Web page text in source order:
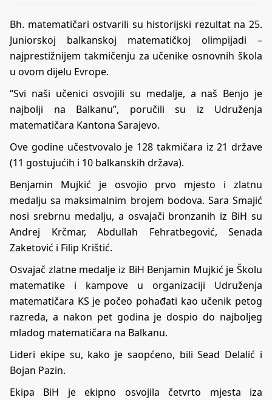
Bh. matematičari ostvarili su historijski rezultat na 25.
Juniorskoj balkanskoj matematičkoj olimpijadi –
najprestižnijem takmičenju za učenike osnovnih škola
u ovom dijelu Evrope.
“Svi naši učenici osvojili su medalje, a naš Benjo je
najbolji na Balkanu”, poručili su iz Udruženja
matematičara Kantona Sarajevo.
Ove godine učestvovalo je 128 takmičara iz 21 države
(11 gostujućih i 10 balkanskih država).
Benjamin Mujkić je osvojio prvo mjesto i zlatnu
medalju sa maksimalnim brojem bodova. Sara Smajić
nosi srebrnu medalju, a osvajači bronzanih iz BiH su
Andrej Krčmar, Abdullah Fehratbegović, Senada
Zaketović i Filip Krištić.
Osvajač zlatne medalje iz BiH Benjamin Mujkić je Školu
matematike i kampove u organizaciji Udruženja
matematičara KS je počeo pohađati kao učenik petog
razreda, a nakon pet godina je dospio do najboljeg
mladog matematičara na Balkanu.
Lideri ekipe su, kako je saopćeno, bili Sead Delalić i
Bojan Pazin.
Ekipa BiH je ekipno osvojila četvrto mjesta iza